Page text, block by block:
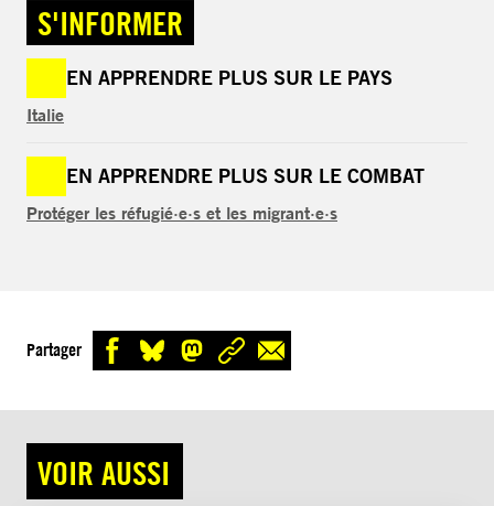
S'INFORMER
EN APPRENDRE PLUS SUR LE PAYS
Italie
EN APPRENDRE PLUS SUR LE COMBAT
Protéger les réfugié·e·s et les migrant·e·s
Partager
VOIR AUSSI